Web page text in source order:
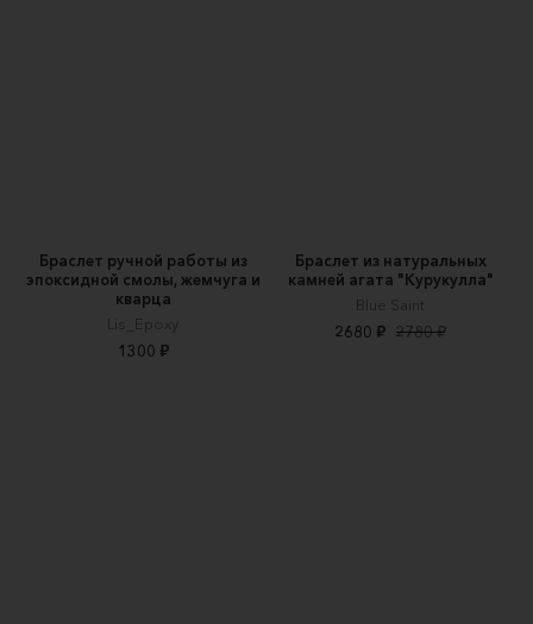
Браслет ручной работы из
эпоксидной смолы, жемчуга и
кварца
Lis_Epoxy
1300 ₽
Браслет из натуральных
камней агата "Курукулла"
Blue Saint
2680 ₽ 2780 ₽